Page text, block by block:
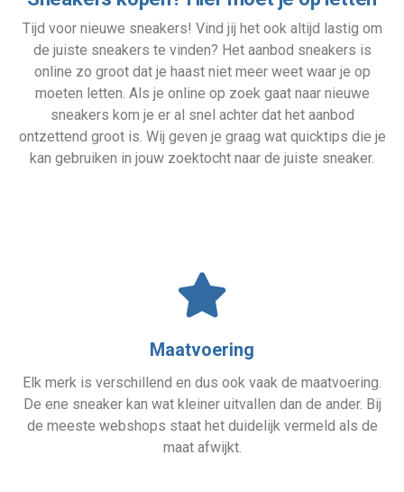
Tijd voor nieuwe sneakers! Vind jij het ook altijd lastig om
de juiste sneakers te vinden? Het aanbod sneakers is
online zo groot dat je haast niet meer weet waar je op
moeten letten. Als je online op zoek gaat naar nieuwe
sneakers kom je er al snel achter dat het aanbod
ontzettend groot is. Wij geven je graag wat quicktips die je
kan gebruiken in jouw zoektocht naar de juiste sneaker.
Maatvoering
Elk merk is verschillend en dus ook vaak de maatvoering.
De ene sneaker kan wat kleiner uitvallen dan de ander. Bij
de meeste webshops staat het duidelijk vermeld als de
maat afwijkt.